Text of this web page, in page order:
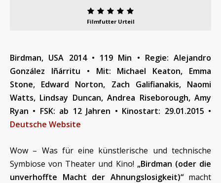
Filmfutter Urteil
Birdman, USA 2014 • 119 Min • Regie: Alejandro
González Iñárritu • Mit: Michael Keaton, Emma
Stone, Edward Norton, Zach Galifianakis, Naomi
Watts, Lindsay Duncan, Andrea Riseborough, Amy
Ryan • FSK: ab 12 Jahren • Kinostart: 29.01.2015 •
Deutsche Website
Wow – Was für eine künstlerische und technische
Symbiose von Theater und Kino! „Birdman (oder die
unverhoffte Macht der Ahnungslosigkeit)“macht